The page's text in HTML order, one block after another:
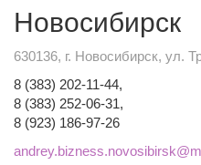
Новосибирск
630136, г. Новосибирск, ул.
8 (383) 202-11-44,
8 (383) 252-06-31,
8 (923) 186-97-26